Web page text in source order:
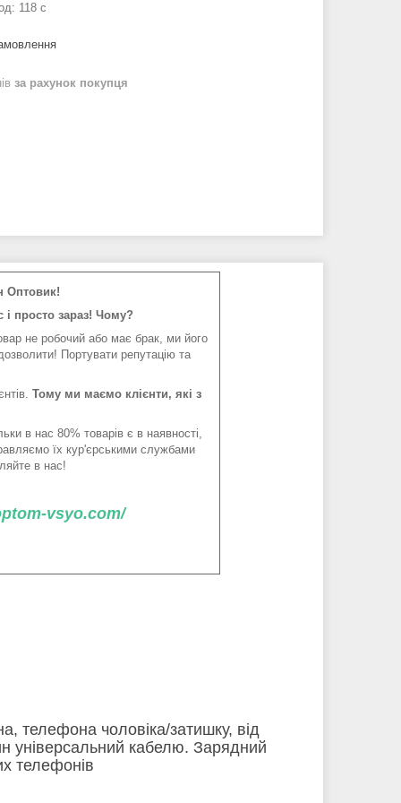
118 c
за рахунок покупця
Оптовик!
просто зараз! Чому?
не робочий або має брак, ми його
Портувати репутацію та
Тому ми маємо клієнти, які з
в нас 80% товарів є в наявності,
їх кур'єрськими службами
в нас!
vsyo.com/
телефона чоловіка/затишку, від
універсальний кабелю. Зарядний
телефонів